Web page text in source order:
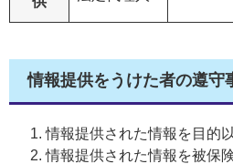
情報提供をうけた者の遵守
情報提供された情報を目的
情報提供された情報を被保